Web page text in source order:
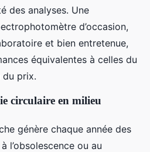
des analyses. Une
d’occasion,
et bien entretenue,
équivalentes à celles du
du prix.
circulaire en milieu
génère chaque année des
l’obsolescence ou au